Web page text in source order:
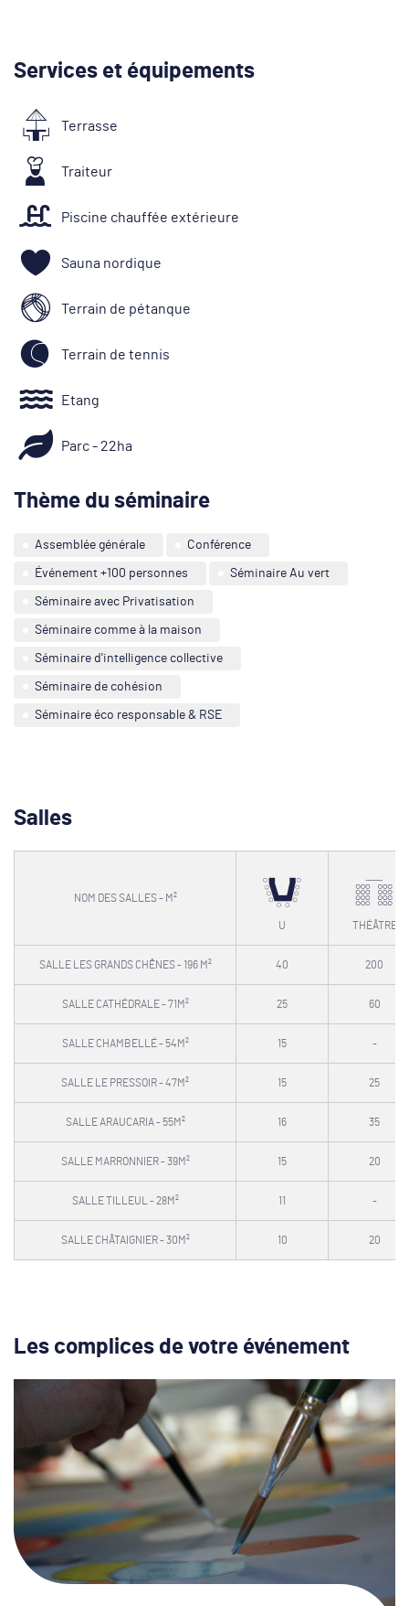
Services et équipements
Terrasse
Traiteur
Piscine chauffée extérieure
Sauna nordique
Terrain de pétanque
Terrain de tennis
Etang
Parc - 22ha
Thème du séminaire
Assemblée générale Conférence
Événement +100 personnes Séminaire Au vert
Séminaire avec Privatisation
Séminaire comme à la maison
Séminaire d'intelligence collective
Séminaire de cohésion
Séminaire éco responsable & RSE
Salles
NOM DES SALLES - M²
U THÉÂTRE
SALLE LES GRANDS CHÊNES - 196 M² 40 200
SALLE CATHÉDRALE - 71M² 25 60
SALLE CHAMBELLÉ - 54M² 15 -
SALLE LE PRESSOIR - 47M² 15 25
SALLE ARAUCARIA - 55M² 16 35
SALLE MARRONNIER - 39M² 15 20
SALLE TILLEUL - 28M² 11 -
SALLE CHÂTAIGNIER - 30M² 10 20
Les complices de votre événement